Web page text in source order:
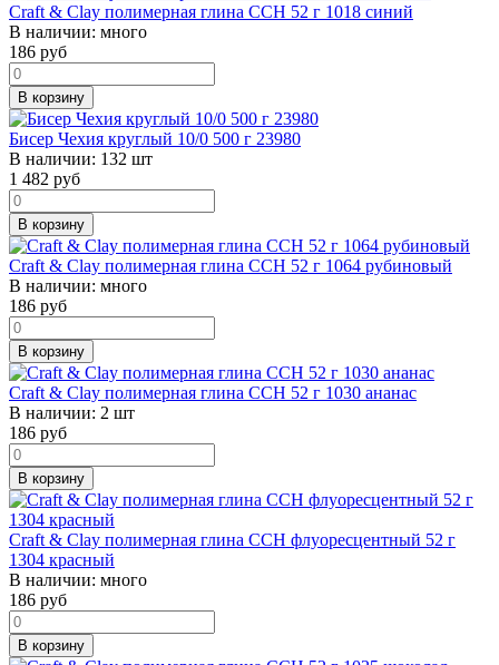
Craft & Clay полимерная глина CCH 52 г 1018 синий
В наличии: много
186 руб
В корзину
Бисер Чехия круглый 10/0 500 г 23980
В наличии: 132 шт
1 482 руб
В корзину
Craft & Clay полимерная глина CCH 52 г 1064 рубиновый
В наличии: много
186 руб
В корзину
Craft & Clay полимерная глина CCH 52 г 1030 ананас
В наличии: 2 шт
186 руб
В корзину
Craft & Clay полимерная глина CCH флуоресцентный 52 г
1304 красный
В наличии: много
186 руб
В корзину